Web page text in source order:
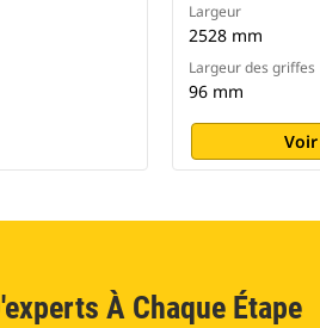
Largeur
2528 mm
Largeur des griffes
96 mm
À Chaque Étape